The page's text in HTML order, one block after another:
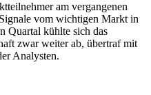
am vergangenen
vom wichtigen Markt in
Quartal kühlte sich das
zwar weiter ab, übertraf mit
Analysten.